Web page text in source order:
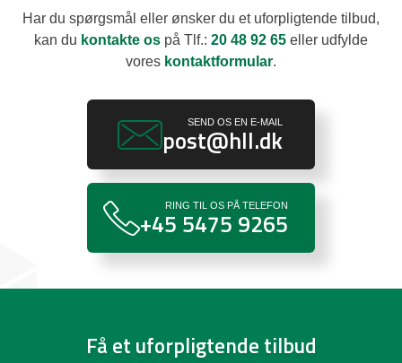
Har du spørgsmål eller ønsker du et uforpligtende tilbud,
kan du kontakte os på Tlf.: 20 48 92 65 eller udfylde
vores kontaktformular.
SEND OS EN E-MAIL
post@hll.dk
RING TIL OS PÅ TELEFON
+45 5475 9265
Få et uforpligtende tilbud